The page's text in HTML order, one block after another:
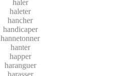
haler
haleter
hancher
handicaper
hannetonner
hanter
happer
haranguer
harasser